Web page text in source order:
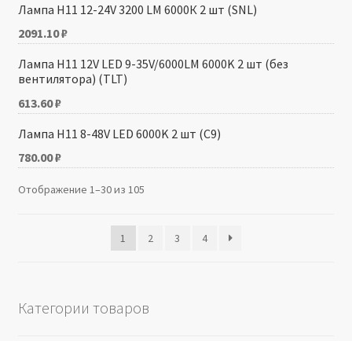
Лампа H11 12-24V 3200 LM 6000К 2 шт (SNL)
2091.10₽
Лампа H11 12V LED 9-35V/6000LM 6000K 2 шт (без
вентилятора) (TLT)
613.60₽
Лампа H11 8-48V LED 6000K 2 шт (C9)
780.00₽
Отображение 1–30 из 105
1 2 3 4
Категории товаров